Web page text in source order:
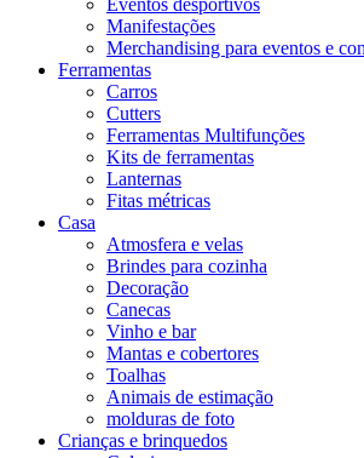
Manifestações
Merchandising para eventos e
Ferramentas
Carros
Cutters
Ferramentas Multifunções
Kits de ferramentas
Lanternas
Fitas métricas
Casa
Atmosfera e velas
Brindes para cozinha
Decoração
Canecas
Vinho e bar
Mantas e cobertores
Toalhas
Animais de estimação
molduras de foto
Crianças e brinquedos